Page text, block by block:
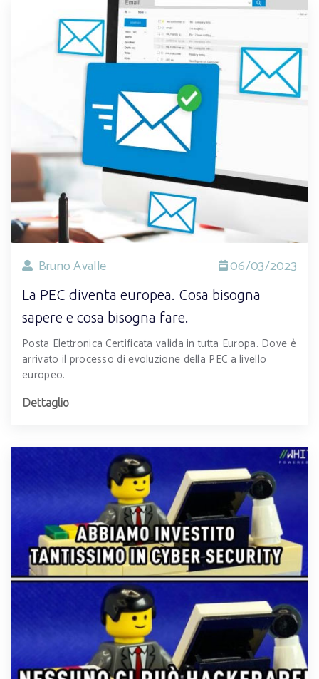
Bruno Avalle 06/03/2023
La PEC diventa europea. Cosa bisogna
sapere e cosa bisogna fare.
Posta Elettronica Certificata valida in tutta Europa. Dove è
arrivato il processo di evoluzione della PEC a livello
europeo.
Dettaglio